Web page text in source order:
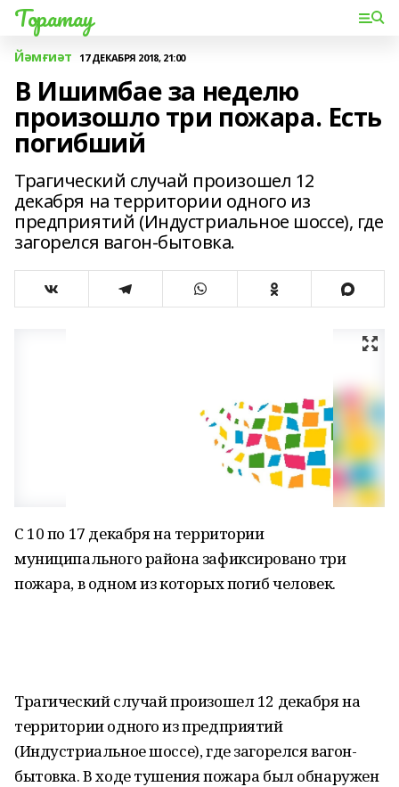
Торатау
Йәмғиәт 17 ДЕКАБРЯ 2018, 21:00
В Ишимбае за неделю
произошло три пожара. Есть
погибший
Трагический случай произошел 12
декабря на территории одного из
предприятий (Индустриальное шоссе), где
загорелся вагон-бытовка.
С 10 по 17 декабря на территории
муниципального района зафиксировано три
пожара, в одном из которых погиб человек.
Трагический случай произошел 12 декабря на
территории одного из предприятий
(Индустриальное шоссе), где загорелся вагон-
бытовка. В ходе тушения пожара был обнаружен